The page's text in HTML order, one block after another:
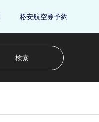
格安航空券予約